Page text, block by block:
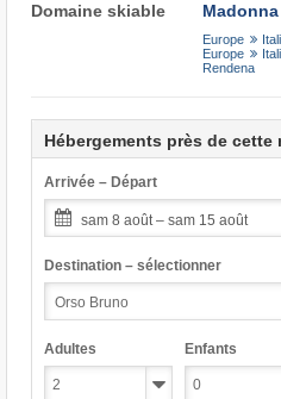
Domaine skiable
Europe
Europe
Rendena
Hébergements près de cette
Arrivée – Départ
sam 8 août – sam 15 août
Destination – sélectionner
Adultes Enfants